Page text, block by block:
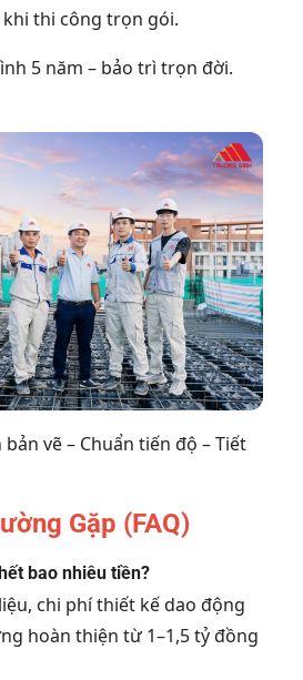
thi công trọn gói.
5 năm – bảo trì trọn đời.
vẽ – Chuẩn tiến độ – Tiết
Gặp (FAQ)
bao nhiêu tiền?
chi phí thiết kế dao động
hoàn thiện từ 1–1,5 tỷ đồng